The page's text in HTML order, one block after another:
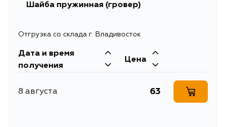
Шайба пружинная (гровер)
Отгрузка со склада г. Владивосток
Дата и время
получения
Цена
8 августа 63